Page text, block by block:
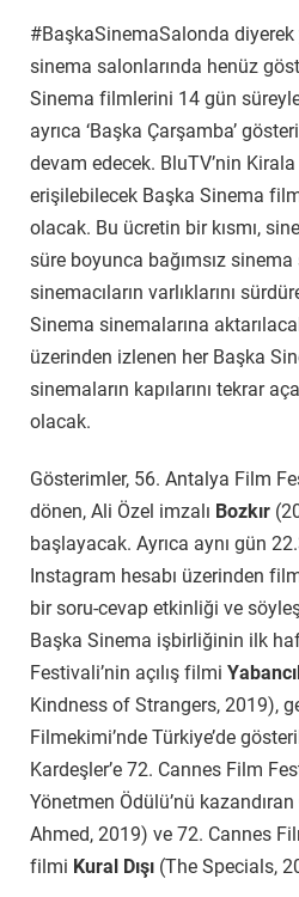
#BaşkaSinemaSalonda diyerek
sinema salonlarında henüz
Sinema filmlerini 14 gün
ayrıca ‘Başka Çarşamba’
devam edecek. BluTV’nin
erişilebilecek Başka Sinema
olacak. Bu ücretin bir kısmı,
süre boyunca bağımsız sinema
sinemacıların varlıklarını
Sinema sinemalarına
üzerinden izlenen her Başka
sinemaların kapılarını tekrar
olacak.
Gösterimler, 56. Antalya Film
dönen, Ali Özel imzalı Bozkır
başlayacak. Ayrıca aynı gün
Instagram hesabı üzerinden
bir soru-cevap etkinliği ve
Başka Sinema işbirliğinin ilk
Festivali’nin açılış filmi
Kindness of Strangers, 2019),
Filmekimi’nde Türkiye’de
Kardeşler’e 72. Cannes Film
Yönetmen Ödülü’nü kazandıran
Ahmed, 2019) ve 72. Cannes
filmi Kural Dışı (The Specials,